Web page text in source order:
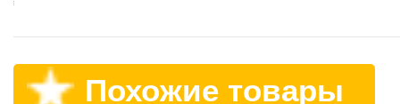
Похожие товары